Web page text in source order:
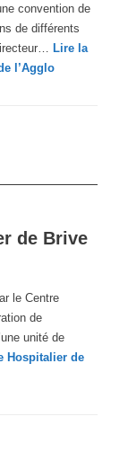
convention de
de différents
Lire la
l’Agglo
de Brive
le Centre
de
unité de
Hospitalier de